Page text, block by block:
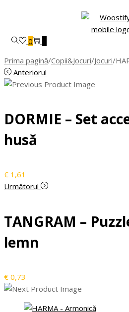
0
Prima pagină/Copii&Jocuri/Jocuri/
Anteriorul
DORMIE – Set
husă
€ 1,61
Următorul
TANGRAM –
lemn
€ 0,73